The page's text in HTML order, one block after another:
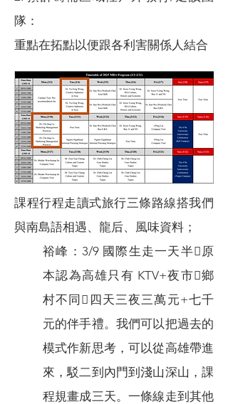
隊：
重點在拓點以便跟各利害關係人結合
課程行程走讀式旅行三條路線搭我們
與南島語相遇、龍后、風味資料；
裕峰：3/9 國際生走一天半原
本認為高雄只有 KTV+夜市鄉
村不同四天三夜三萬元+七千
元的伴手禮。我們可以把過去的
模式作新思考，可以從高雄帶進
來，駁二到內門到淺山深山，課
程規畫成三天。一條線走到其他